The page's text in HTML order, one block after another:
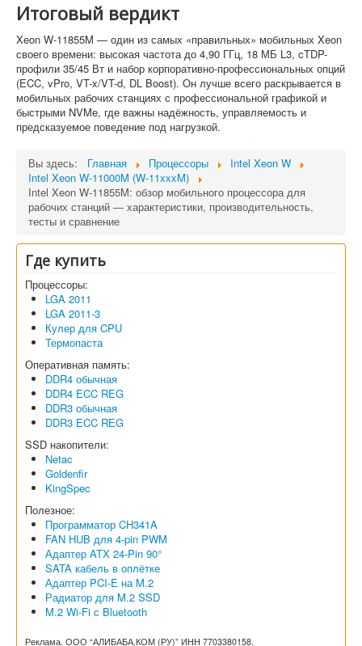
Итоговый вердикт
Xeon W-11855M — один из самых «правильных» мобильных Xeon
своего времени: высокая частота до 4,90 ГГц, 18 МБ L3, cTDP-
профили 35/45 Вт и набор корпоративно-профессиональных опций
(ECC, vPro, VT-x/VT-d, DL Boost). Он лучше всего раскрывается в
мобильных рабочих станциях с профессиональной графикой и
быстрыми NVMe, где важны надёжность, управляемость и
предсказуемое поведение под нагрузкой.
Вы здесь: Главная Процессоры
Intel Xeon W
Intel Xeon W-11000M (W-11xxxM)
Intel Xeon W-11855M: обзор мобильного процессора для
рабочих станций — характеристики, производительность,
тесты и сравнение
Где купить
Процессоры:
LGA 2011
LGA 2011-3
Кулер для CPU
Термопаста
Оперативная память:
DDR4 обычная
DDR4 ECC REG
DDR3 обычная
DDR3 ECC REG
SSD накопители:
Netac
Goldenfir
KingSpec
Полезное:
Программатор CH341A
FAN HUB для 4-pin PWM
Адаптер ATX 24-Pin 90°
SATA кабель в оплётке
Адаптер PCI-E на M.2
Радиатор для M.2 SSD
M.2 Wi-Fi с Bluetooth
Реклама. ООО “АЛИБАБА.КОМ (РУ)” ИНН 7703380158.